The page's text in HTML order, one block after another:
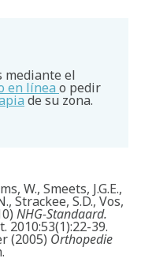
mediante el
en línea o pedir
de su zona.
W., Smeets, J.G.E.,
Strackee, S.D., Vos,
NHG-Standaard.
2010:53(1):22-39.
(2005) Orthopedie